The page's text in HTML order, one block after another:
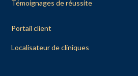
Témoignages de réussite
Portail client
Localisateur de cliniques